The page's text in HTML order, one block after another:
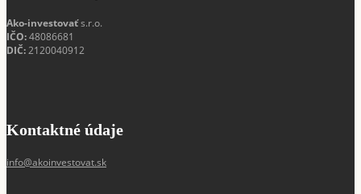
Ako-investovaťs.r.o.
IČO:48086681
DIČ:2120040912
Kontaktné údaje
info@akoinvestovat.sk